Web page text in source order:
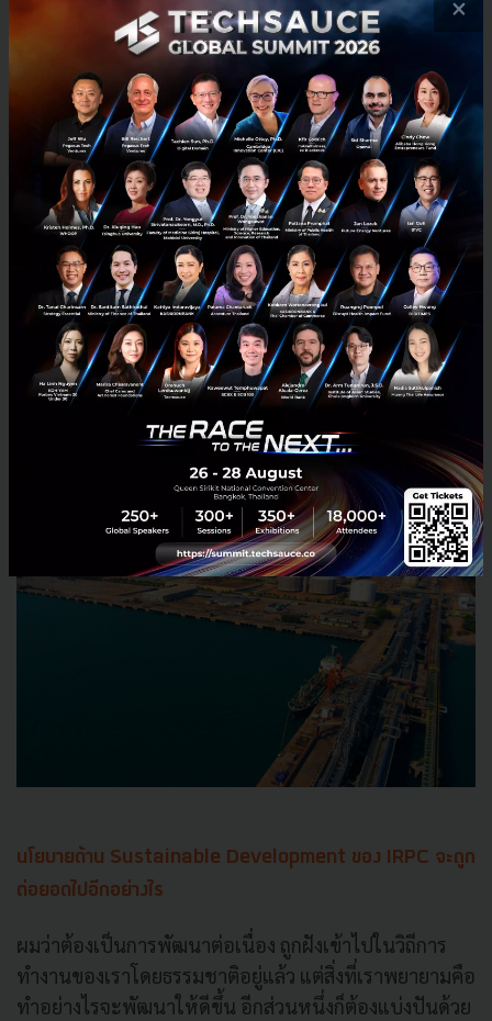
อย่างนั้นภาชนะเหล่านี้ก็จะถูกทิ้งไปตามระบบ แต่หากเรา
ขยายผลออกไปได้ก็จะทำให้วงใหญ่ขึ้น
ในช่วงแรกเราเพิ่งจะเปิดตัวเรื่องนี้เมื่อปลายปีที่แล้ว กลาย
เป็นว่าสินค้าที่เป็น recycle product ขายดีมาก โดยเฉพาะ
ยุโรปที่ให้ความสนใจและตอบสนองกับเรื่องนี้ดีมาก จะ
เห็นว่าเรื่องนี้เป็นตัวอย่างของความสมดุลอย่างหนึ่ง
นั่นคือ นอกจากผลิตสินค้าที่อาศัยคนที่มีนวัตกรรมและ
ความมุ่งมั่นที่จะทำสิ่งดี ๆ ออกมาสู่สังคม และยังเป็นมิตร
กับสิ่งแวดล้อมด้วย สำหรับสิ่งที่ตามมาก็ได้ผลตอบแทนใน
เชิงธุรกิจด้วย ถ้าเราทำดี ๆ ผมคิดว่าจะเป็นตัวอย่างหนึ่งที่
ยั่งยืนได้ แต่ถ้าทำด้านใดด้านหนึ่ง ก็อาจจะได้แค่ชั่วครั้ง
ชั่วคราว ซึ่งจะไม่สามารถอยู่ได้ด้วยตัวเองอย่างยั่งยืน
นโยบายด้าน Sustainable Development ของ IRPC จะถูก
ต่อยอดไปอีกอย่างไร
ผมว่าต้องเป็นการพัฒนาต่อเนื่อง ถูกฝังเข้าไปในวิถีการ
ทำงานของเราโดยธรรมชาติอยู่แล้ว แต่สิ่งที่เราพยายามคือ
ทำอย่างไรจะพัฒนาให้ดีขึ้น อีกส่วนหนึ่งก็ต้องแบ่งปันด้วย
×